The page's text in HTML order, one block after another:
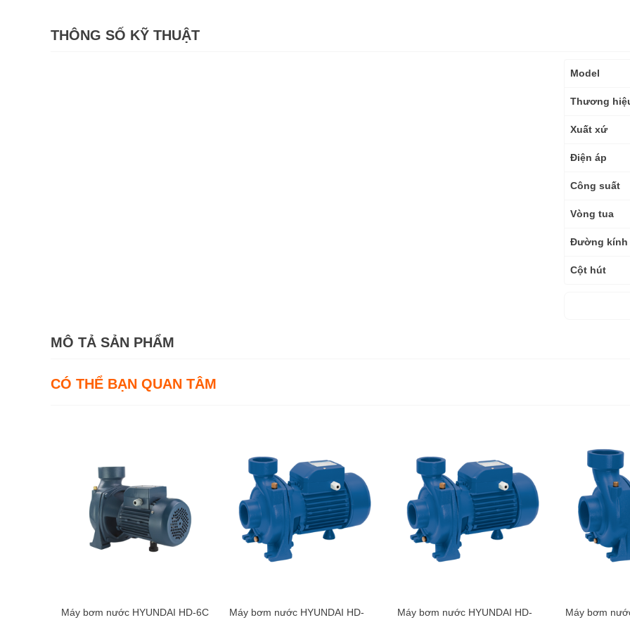
THÔNG SỐ KỸ THUẬT
Thông
kỹ
Model
Thương
Xuất xứ
Điện áp
Công suất
Vòng tua
Đường kính
Cột hút
Bảo hành
MÔ TẢ SẢN PHẨM
CÓ THỂ BẠN QUAN TÂM
Máy bơm nước HYUNDAI HD-6C
Máy bơm nước HYUNDAI HD-
Máy bơm nước HYUNDAI HD-
Máy bơm